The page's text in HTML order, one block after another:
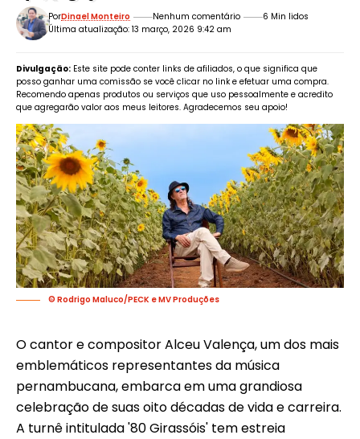
Última atualização: 13 março, 2026 9:42 am
PorDinael Monteiro Nenhum comentário 6 Min lidos
Divulgação: Este site pode conter links de afiliados, o que significa que
posso ganhar uma comissão se você clicar no link e efetuar uma compra.
Recomendo apenas produtos ou serviços que uso pessoalmente e acredito
que agregarão valor aos meus leitores. Agradecemos seu apoio!
© Rodrigo Maluco/PECK e MV Produções
O cantor e compositor Alceu Valença, um dos mais
emblemáticos representantes da música
pernambucana, embarca em uma grandiosa
celebração de suas oito décadas de vida e carreira.
A turnê intitulada '80 Girassóis' tem estreia